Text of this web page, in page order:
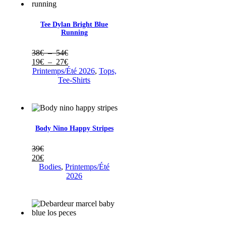
Tee Dylan Bright Blue
Running
38€ – 54€Plage
de
prix :
38€
19€ – 27€Plage
de
prix :
27€
Printemps/Été 2026, Tops,
Tee-Shirts
Body Nino Happy Stripes
39€
20€
Bodies,Printemps/Été
2026